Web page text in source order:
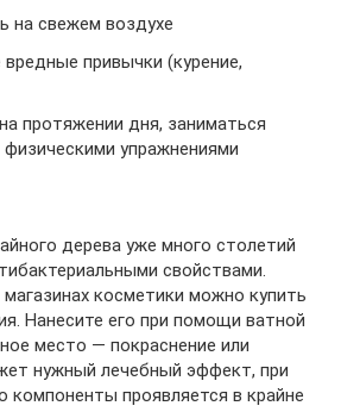
на свежем воздухе
привычки (курение,
протяжении дня, заниматься
упражнениями
дерева уже много столетий
свойствами.
магазинах косметики можно купить
Нанесите его при помощи ватной
место — покраснение или
нужный лечебный эффект, при
компоненты проявляется в крайне